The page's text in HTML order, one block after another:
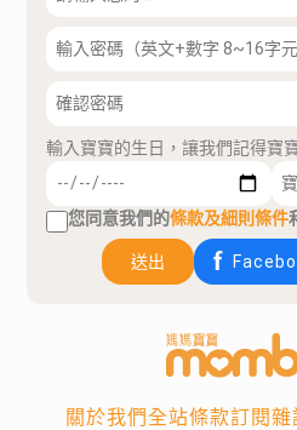
輸入寶寶的生日，讓我們記得寶
您同意我們的條款及細則條件
送出
關於我們全站條款訂閱雜